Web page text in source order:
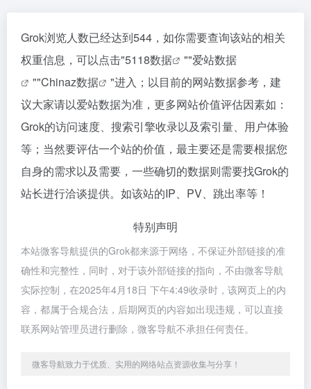
Grok浏览人数已经达到544，如你需要查询该站的相关
权重信息，可以点击"5118数据 ""爱站数据
""Chinaz数据
"进入；以目前的网站数据参考，建
议大家请以爱站数据为准，更多网站价值评估因素如：
Grok的访问速度、搜索引擎收录以及索引量、用户体验
等；当然要评估一个站的价值，最主要还是需要根据您
自身的需求以及需要，一些确切的数据则需要找Grok的
站长进行洽谈提供。如该站的IP、PV、跳出率等！
特别声明
本站微客导航提供的Grok都来源于网络，不保证外部链接的准
确性和完整性，同时，对于该外部链接的指向，不由微客导航
实际控制，在2025年4月18日 下午4:49收录时，该网页上的内
容，都属于合规合法，后期网页的内容如出现违规，可以直接
联系网站管理员进行删除，微客导航不承担任何责任。
微客导航致力于优质、实用的网络站点资源收集与分享！